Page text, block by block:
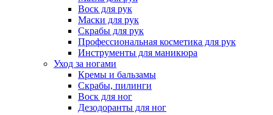
Воск для рук
Маски для рук
Скрабы для рук
Профессиональная косметика для рук
Инструменты для маникюра
Уход за ногами
Кремы и бальзамы
Скрабы, пилинги
Воск для ног
Дезодоранты для ног